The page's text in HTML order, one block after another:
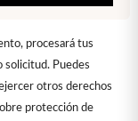
procesará tus
solicitud. Puedes
otros derechos
protección de